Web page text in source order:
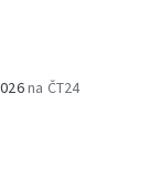
na ČT24